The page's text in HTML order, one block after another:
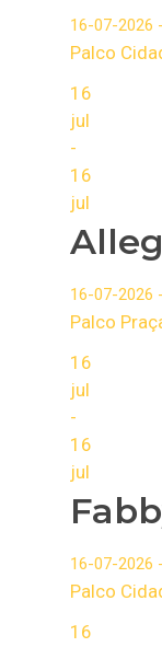
16-07-2026
Palco
16
jul
-
16
jul
16-07-2026
Palco
16
jul
-
16
jul
16-07-2026
Palco
16